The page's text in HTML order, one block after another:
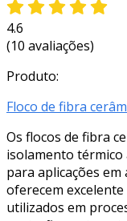
4.6
(10 avaliações)
Produto:
Floco de fibra
Os flocos de fibra
isolamento térmico
para aplicações
oferecem
utilizados em